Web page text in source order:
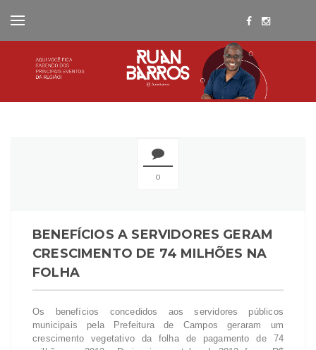
0
BENEFÍCIOS A SERVIDORES GERAM
CRESCIMENTO DE 74 MILHÕES NA
FOLHA‏
Os benefícios concedidos aos servidores públicos
municipais pela Prefeitura de Campos geraram um
crescimento vegetativo da folha de pagamento de 74